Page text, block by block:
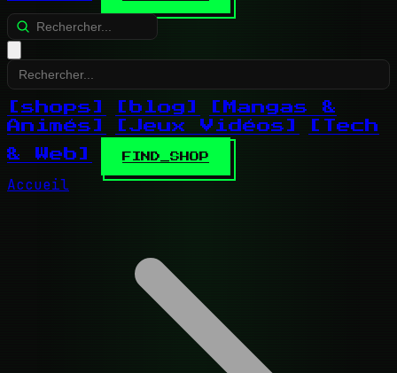
[shops] [blog]
[Mangas &
Animés]
[Jeux Vidéos]
[Tech
& Web]
FIND_SHOP
Accueil